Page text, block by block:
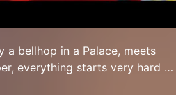
a bellhop in a Palace, meets
everything starts very hard …